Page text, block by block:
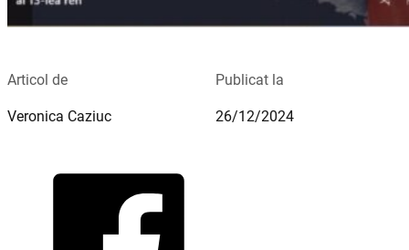
Articol de
Veronica Caziuc
Publicat la
26/12/2024